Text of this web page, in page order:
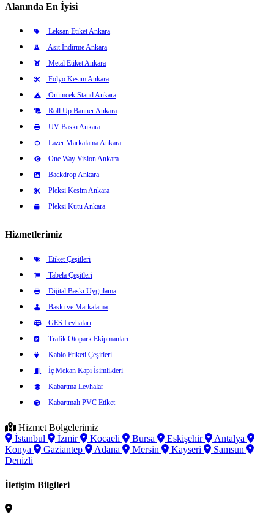
Alanında En İyisi
Leksan Etiket Ankara
Asit İndirme Ankara
Metal Etiket Ankara
Folyo Kesim Ankara
Örümcek Stand Ankara
Roll Up Banner Ankara
UV Baskı Ankara
Lazer Markalama Ankara
One Way Vision Ankara
Backdrop Ankara
Pleksi Kesim Ankara
Pleksi Kutu Ankara
Hizmetlerimiz
Etiket Çeşitleri
Tabela Çeşitleri
Dijital Baskı Uygulama
Baskı ve Markalama
GES Levhaları
Trafik Otopark Ekipmanları
Kablo Etiketi Çeşitleri
İç Mekan Kapı İsimlikleri
Kabartma Levhalar
Kabartmalı PVC Etiket
Hizmet Bölgelerimiz
İstanbul
İzmir Kocaeli Bursa Eskişehir
Antalya
Konya
Gaziantep Adana Mersin Kayseri
Samsun
Denizli
İletişim Bilgileri